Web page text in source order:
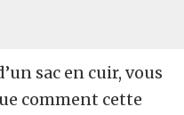
sac en cuir, vous
comment cette